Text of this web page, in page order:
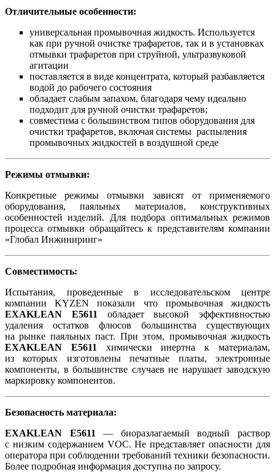
Отличительные особенности:
универсальная промывочная жидкость. Используется
как при ручной очистке трафаретов, так и в установках
отмывки трафаретов при струйной, ультразвуковой
агитации
поставляется в виде концентрата, который разбавляется
водой до рабочего состояния
обладает слабым запахом, благодаря чему идеально
подходит для ручной очистки трафаретов;
совместима с большинством типов оборудования для
очистки трафаретов, включая системы распыления
промывочных жидкостей в воздушной среде
Режимы отмывки:
Конкретные режимы отмывки зависят от применяемого
оборудования, паяльных материалов, конструктивных
особенностей изделий. Для подбора оптимальных режимов
процесса отмывки обращайтесь к представителям компании
«Глобал Инжиниринг»
Совместимость:
Испытания, проведенные в исследовательском центре
компании KYZEN показали что промывочная жидкость
EXAKLEAN E5611
обладает высокой эффективностью
удаления остатков флюсов большинства существующих
на рынке паяльных паст. При этом, промывочная жидкость
EXAKLEAN E5611 химически инертна к материалам,
из которых изготовлены печатные платы, электронные
компоненты, в большинстве случаев не нарушает заводскую
маркировку компонентов.
Безопасность материала:
EXAKLEAN E5611 — биоразлагаемый водный раствор
с низким содержанием VOC. Не представляет опасности для
оператора при соблюдении требований техники безопасности.
Более подробная информация доступна по запросу.